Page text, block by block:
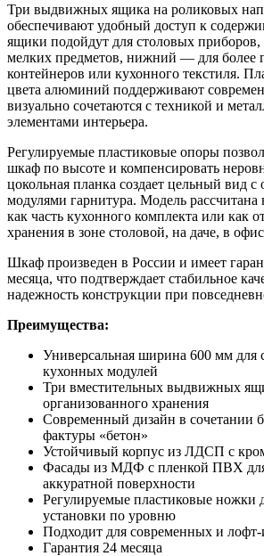
Три выдвижных ящика на роликовых
обеспечивают удобный доступ к
ящики подойдут для столовых приборов,
мелких предметов, нижний — для более
контейнеров или кухонного текстиля.
цвета алюминий поддерживают
визуально сочетаются с техникой и
элементами интерьера.
Регулируемые пластиковые опоры
шкаф по высоте и компенсировать
цокольная планка создает цельный вид с
модулями гарнитура. Модель рассчитана
как часть кухонного комплекта или как
хранения в зоне столовой, на даче, в
Шкаф произведен в России и имеет
месяца, что подтверждает стабильное
надежность конструкции при
Преимущества:
Универсальная ширина 600 мм для
кухонных модулей
Три вместительных выдвижных
организованного хранения
Современный дизайн в сочетании
фактуры «бетон»
Устойчивый корпус из ЛДСП с
Фасады из МДФ с пленкой ПВХ
аккуратной поверхности
Регулируемые пластиковые ножки
установки по уровню
Подходит для современных и лофт-
Гарантия 24 месяца